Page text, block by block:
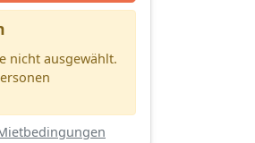
nicht ausgewählt.